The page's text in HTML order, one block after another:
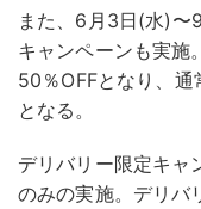
また、6月3日(水)〜
キャンペーンも実施
50％OFFとなり、
となる。
デリバリー限定キャ
のみの実施。デリバ